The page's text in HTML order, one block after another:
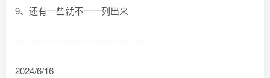
9、还有一些就不一一列出来
========================
2024/6/16